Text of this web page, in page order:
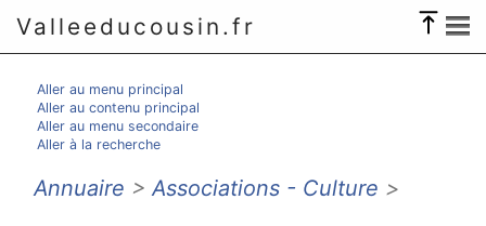
Valleeducousin.fr
Aller au menu principal
Aller au contenu principal
Aller au menu secondaire
Aller à la recherche
Annuaire >Associations - Culture >